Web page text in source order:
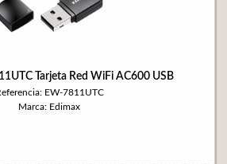
Tarjeta Red WiFi AC600 USB
EW-7811UTC
Marca: Edimax